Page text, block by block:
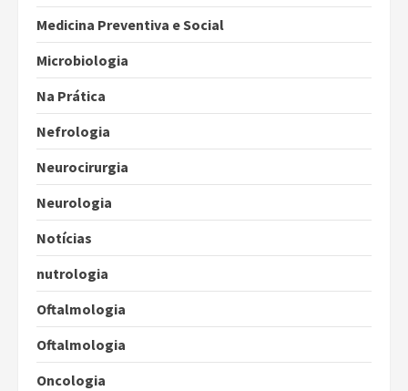
Medicina Preventiva e Social
Microbiologia
Na Prática
Nefrologia
Neurocirurgia
Neurologia
Notícias
nutrologia
Oftalmologia
Oftalmologia
Oncologia